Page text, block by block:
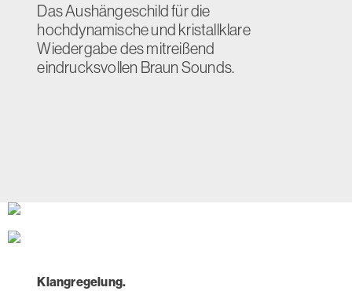
Das Aushängeschild für die
hochdynamische und kristallklare
Wiedergabe des mitreißend
eindrucksvollen Braun Sounds.
Klangregelung.